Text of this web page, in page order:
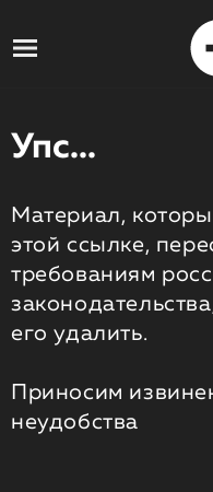
Упс...
Материал,
этой ссылке,
требованиям
его удалить.
Приносим
неудобства